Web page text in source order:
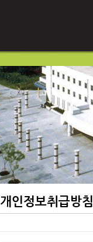
개인정보취급방침